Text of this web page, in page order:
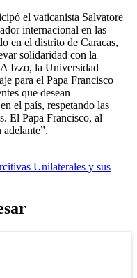
el vaticanista Salvatore
internacional en las
en el distrito de Caracas,
solidaridad con la
Izzo, la Universidad
para el Papa Francisco
que desean
el país, respetando las
El Papa Francisco, al
Unilaterales y sus